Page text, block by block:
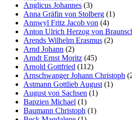
Anglicus Johannes (3)
Anna Gräfin von Stolberg (1)
Annwyl Fritz Jacob von (4)
Anton Ulrich Herzog von
Arends Wilhelm Erasmus (2)
Arnd Johann (2)
Arndt Ernst Moritz (45)
Arnold Gottfried (112)
Arnschwanger Johann Christoph
Astmann Gottlieb August (1)
August von Sachsen (1)
Bapzien Michael (1)
Baumann Christoph (1)